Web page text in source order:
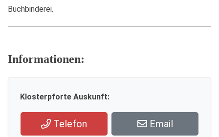
Buchbinderei.
Informationen:
Klosterpforte Auskunft:
Telefon Email